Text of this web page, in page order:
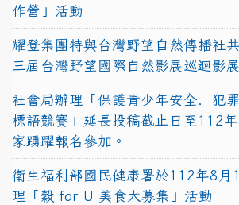
作營」活動
耀登集團特與台灣野望自然傳播社
三屆台灣野望國際自然影展巡迴影展
社會局辦理「保護青少年安全．犯
標語競賽」延長投稿截止日至112
家踴躍報名參加。
衛生福利部國民健康署於112年8月
理「穀 for U 美食大募集」活動